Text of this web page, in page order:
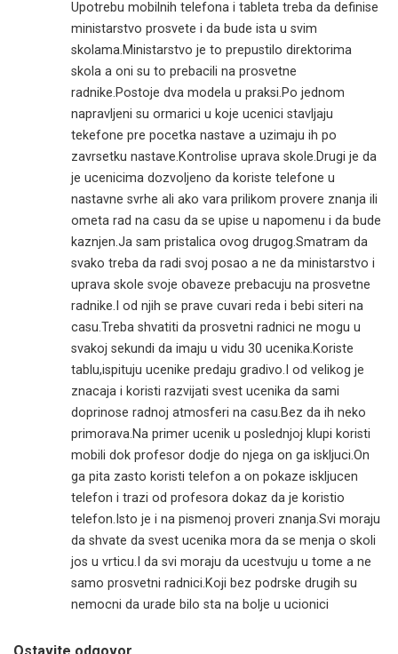
Upotrebu mobilnih telefona i tableta treba da definise
ministarstvo prosvete i da bude ista u svim
skolama.Ministarstvo je to prepustilo direktorima
skola a oni su to prebacili na prosvetne
radnike.Postoje dva modela u praksi.Po jednom
napravljeni su ormarici u koje ucenici stavljaju
tekefone pre pocetka nastave a uzimaju ih po
zavrsetku nastave.Kontrolise uprava skole.Drugi je da
je ucenicima dozvoljeno da koriste telefone u
nastavne svrhe ali ako vara prilikom provere znanja ili
ometa rad na casu da se upise u napomenu i da bude
kaznjen.Ja sam pristalica ovog drugog.Smatram da
svako treba da radi svoj posao a ne da ministarstvo i
uprava skole svoje obaveze prebacuju na prosvetne
radnike.I od njih se prave cuvari reda i bebi siteri na
casu.Treba shvatiti da prosvetni radnici ne mogu u
svakoj sekundi da imaju u vidu 30 ucenika.Koriste
tablu,ispituju ucenike predaju gradivo.I od velikog je
znacaja i koristi razvijati svest ucenika da sami
doprinose radnoj atmosferi na casu.Bez da ih neko
primorava.Na primer ucenik u poslednjoj klupi koristi
mobili dok profesor dodje do njega on ga iskljuci.On
ga pita zasto koristi telefon a on pokaze iskljucen
telefon i trazi od profesora dokaz da je koristio
telefon.Isto je i na pismenoj proveri znanja.Svi moraju
da shvate da svest ucenika mora da se menja o skoli
jos u vrticu.I da svi moraju da ucestvuju u tome a ne
samo prosvetni radnici.Koji bez podrske drugih su
nemocni da urade bilo sta na bolje u ucionici
Ostavite odgovor